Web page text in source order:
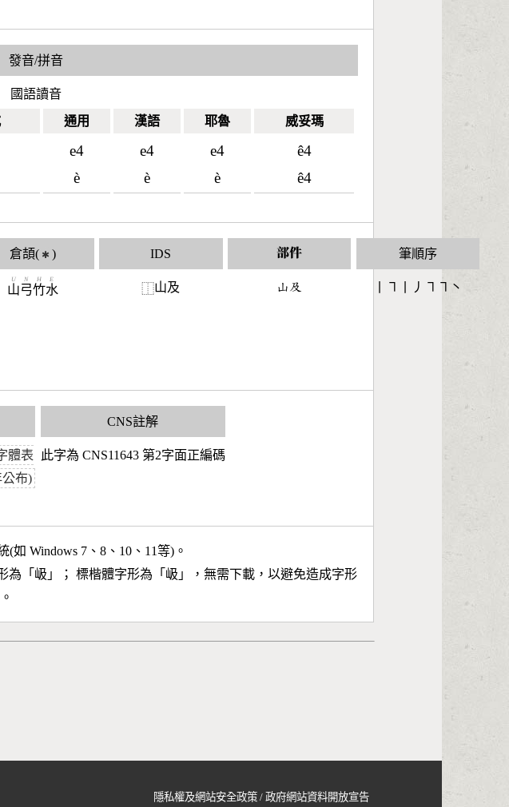
發音/拼音
國語讀音
通用 漢語 耶魯 威妥瑪
e4
è
e4
è
e4
è
ê4
ê4
倉頡( ✱ )
山
U
弓
N
竹
H
水
E
IDS
⿰山及
部件
󶁸󶃵
筆順序
丨㇕丨丿㇕㇕丶
體表
公布)
CNS註解
此字為 CNS11643 第2字面正編碼
(如 Windows 7、8、10、11等)。
為「 岋 」； 標楷體字形為「 岋 」，無需下載，以避免造成字形
隱私權及網站安全政策 /政府網站資料開放宣告